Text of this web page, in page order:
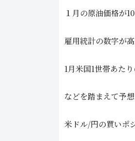
１月の原油価格が
雇用統計の数字が
1月米国1世帯あた
などを踏まえて予
米ドル/円の買いポ